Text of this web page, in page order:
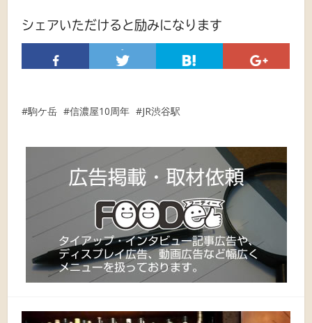
シェアいただけると励みになります
-
駒ケ岳 信濃屋10周年 JR渋谷駅